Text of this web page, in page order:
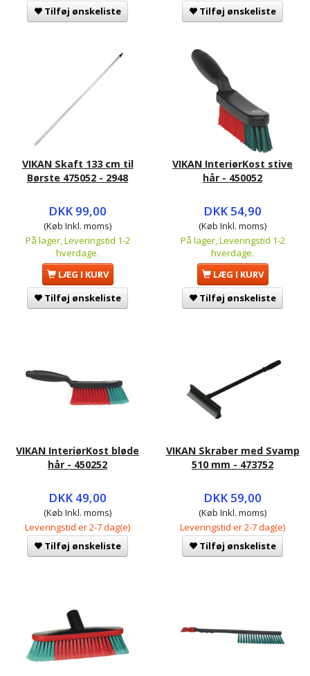
Tilføj ønskeliste
Tilføj ønskeliste
VIKAN Skaft 133 cm til
Børste 475052 - 2948
DKK 99,00
(Køb Inkl. moms)
På lager, Leveringstid 1-2
hverdage.
LÆG I KURV
Tilføj ønskeliste
VIKAN InteriørKost stive
hår - 450052
DKK 54,90
(Køb Inkl. moms)
På lager, Leveringstid 1-2
hverdage.
LÆG I KURV
Tilføj ønskeliste
VIKAN InteriørKost bløde
hår - 450252
DKK 49,00
(Køb Inkl. moms)
Leveringstid er 2-7 dag(e)
Tilføj ønskeliste
VIKAN Skraber med Svamp
510 mm - 473752
DKK 59,00
(Køb Inkl. moms)
Leveringstid er 2-7 dag(e)
Tilføj ønskeliste